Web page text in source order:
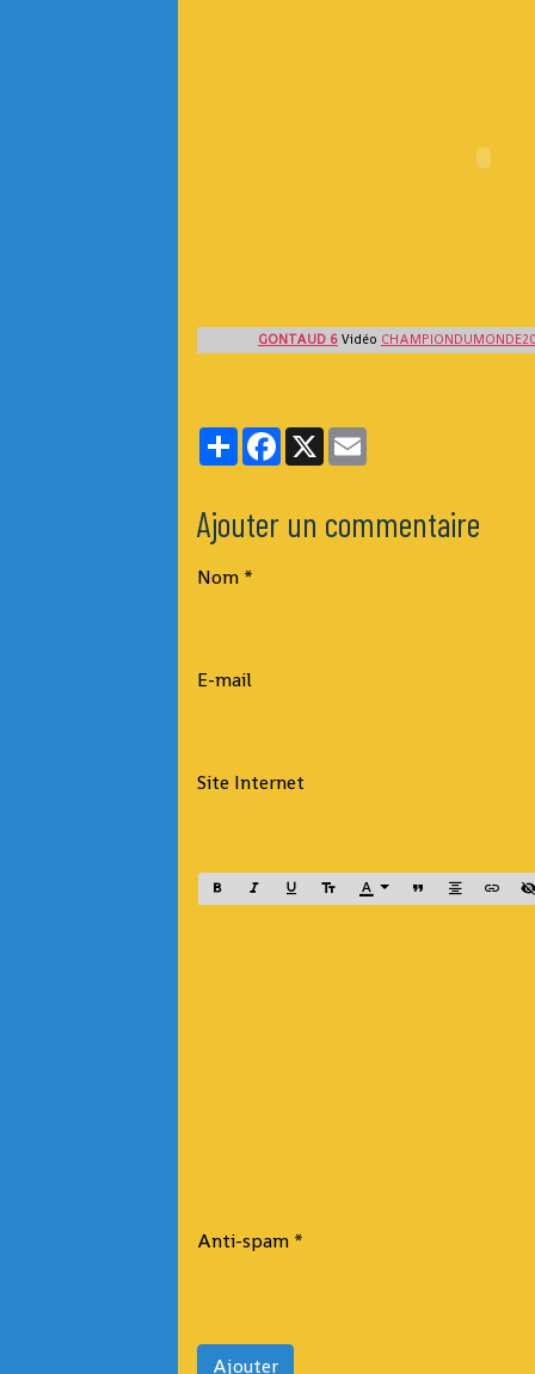
GONTAUD 6Vidéo
PartagerFacebook
X
Ajouter un commentaire
Nom
E-mail
Site Internet
Anti-spam
Ajouter